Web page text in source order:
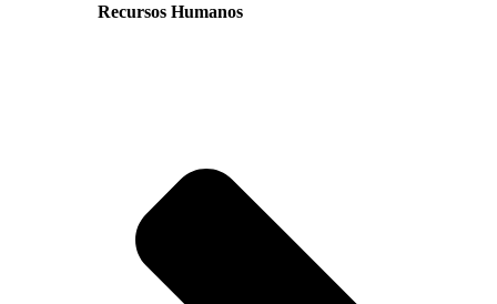
Recursos Humanos